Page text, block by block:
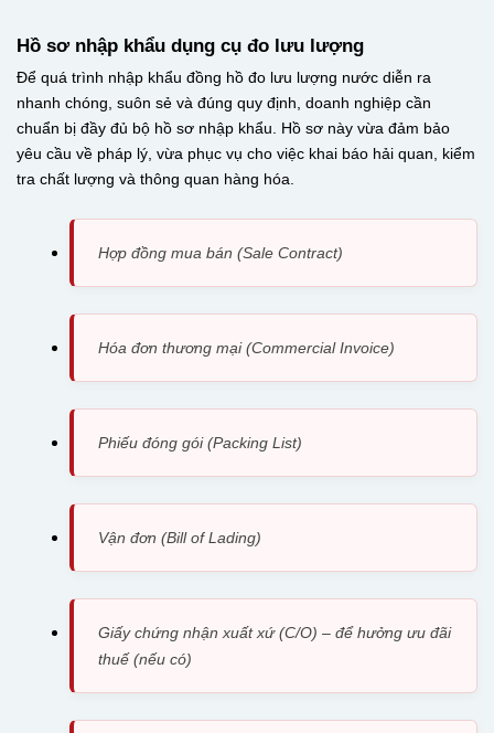
Hồ sơ nhập khẩu dụng cụ đo lưu lượng
Để quá trình nhập khẩu đồng hồ đo lưu lượng nước diễn ra
nhanh chóng, suôn sẻ và đúng quy định, doanh nghiệp cần
chuẩn bị đầy đủ bộ hồ sơ nhập khẩu. Hồ sơ này vừa đảm bảo
yêu cầu về pháp lý, vừa phục vụ cho việc khai báo hải quan, kiểm
tra chất lượng và thông quan hàng hóa.
Hợp đồng mua bán (Sale Contract)
Hóa đơn thương mại (Commercial Invoice)
Phiếu đóng gói (Packing List)
Vận đơn (Bill of Lading)
Giấy chứng nhận xuất xứ (C/O) – để hưởng ưu đãi
thuế (nếu có)